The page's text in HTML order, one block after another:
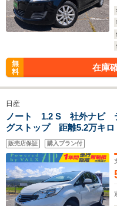
無
料
在庫
日産
ノート 1.2 S 社外ナビ
グストップ 距離5.2万キ
販売店保証 購入プラン付